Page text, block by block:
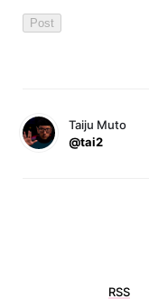
Taiju Muto
@tai2
RSS